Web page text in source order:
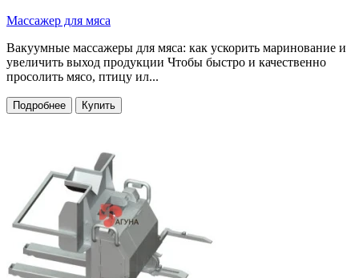
Массажер для мяса
Вакуумные массажеры для мяса: как ускорить маринование и
увеличить выход продукции Чтобы быстро и качественно
просолить мясо, птицу ил...
Подробнее Купить